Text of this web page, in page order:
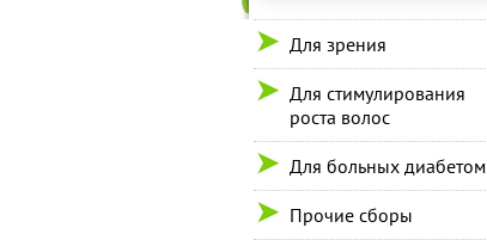
Для зрения
Для стимулирования
роста волос
Для больных диабетом
Прочие сборы